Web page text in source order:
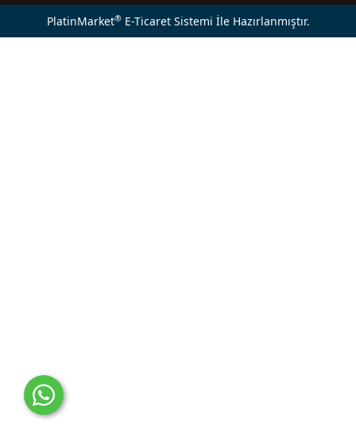
PlatinMarket®E-Ticaret Sistemi İle Hazırlanmıştır.